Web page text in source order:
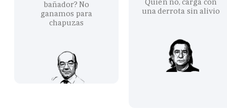
bañador? No
ganamos para
chapuzas
una derrota sin alivio